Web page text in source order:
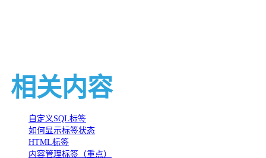
相关内容
自定义SQL标签
如何显示标签状态
HTML标签
内容管理标签（重点）